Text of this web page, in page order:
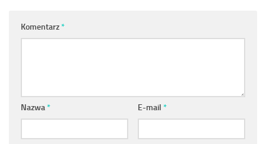
Komentarz*
Nazwa* E-mail *